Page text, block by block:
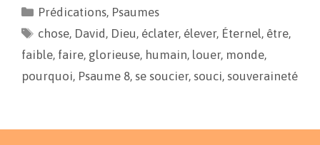
b
o
o
l
L
i
k
a
Prédications, Psaumes
chose, David , Dieu, éclater, élever, Éternel, être,
faible, faire, glorieuse, humain, louer, monde,
pourquoi, Psaume 8, se soucier, souci, souveraineté